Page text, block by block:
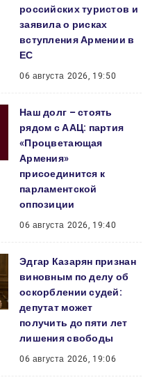
российских туристов и
заявила о рисках
вступления Армении в
ЕС
06 августа 2026, 19:50
Наш долг – стоять
рядом с ААЦ: партия
«Процветающая
Армения»
присоединится к
парламентской
оппозиции
06 августа 2026, 19:40
Эдгар Казарян признан
виновным по делу об
оскорблении судей:
депутат может
получить до пяти лет
лишения свободы
06 августа 2026, 19:06